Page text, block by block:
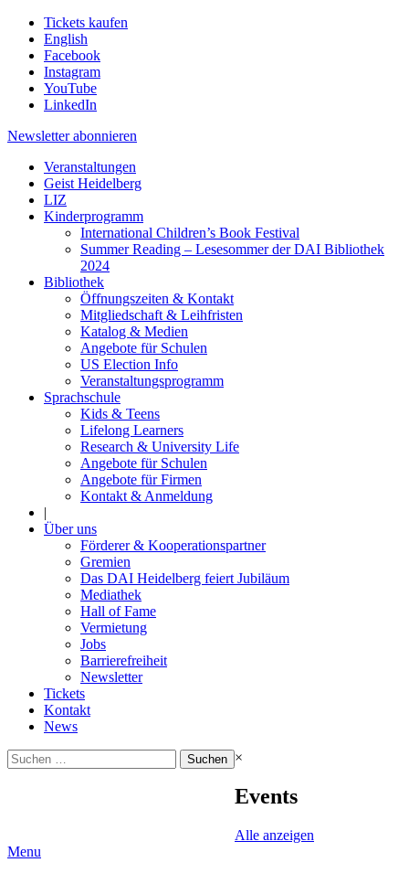
Tickets kaufen
English
Facebook
Instagram
YouTube
LinkedIn
Newsletter abonnieren
Veranstaltungen
Geist Heidelberg
LIZ
Kinderprogramm
International Children’s Book Festival
Summer Reading – Lesesommer der DAI Bibliothek
2024
Bibliothek
Öffnungszeiten & Kontakt
Mitgliedschaft & Leihfristen
Katalog & Medien
Angebote für Schulen
US Election Info
Veranstaltungsprogramm
Sprachschule
Kids & Teens
Lifelong Learners
Research & University Life
Angebote für Schulen
Angebote für Firmen
Kontakt & Anmeldung
|
Über uns
Förderer & Kooperationspartner
Gremien
Das DAI Heidelberg feiert Jubiläum
Mediathek
Hall of Fame
Vermietung
Jobs
Barrierefreiheit
Newsletter
Tickets
Kontakt
News
Suchen
nach:
×
Events
Alle anzeigen
Menu